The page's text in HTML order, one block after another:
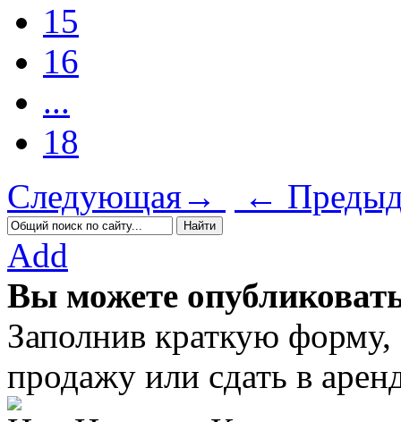
15
16
...
18
Следующая→
←
Add
Вы можете
Заполнив краткую
продажу или сдать в